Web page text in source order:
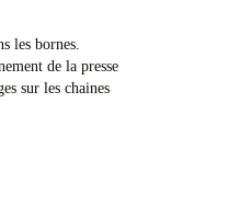
les bornes.
de la presse
sur les chaines